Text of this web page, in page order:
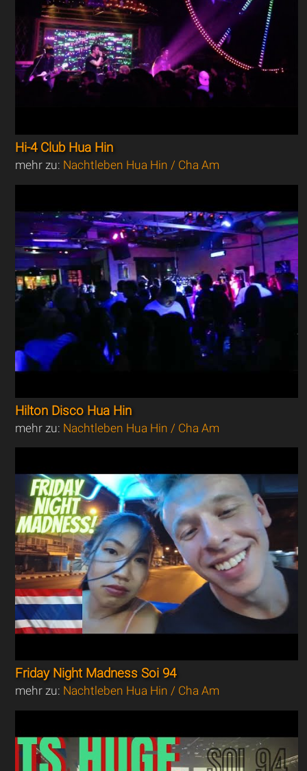
Hi-4 Club Hua Hin
mehr zu: Nachtleben Hua Hin / Cha Am
Hilton Disco Hua Hin
mehr zu: Nachtleben Hua Hin / Cha Am
Friday Night Madness Soi 94
mehr zu: Nachtleben Hua Hin / Cha Am